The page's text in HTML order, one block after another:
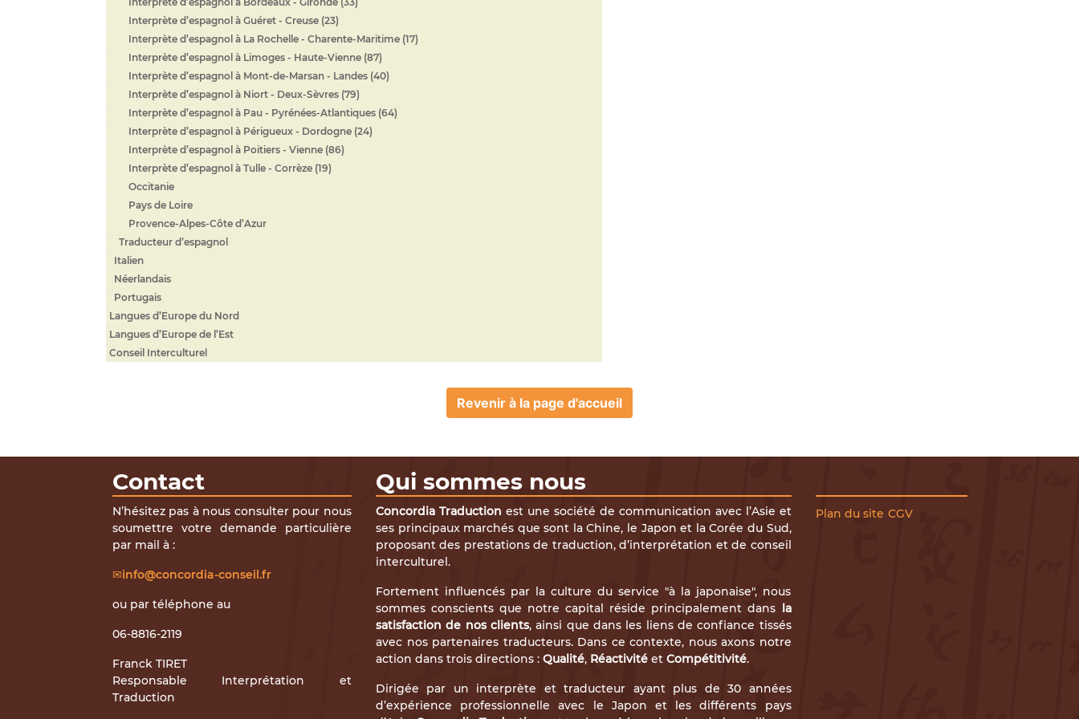
Interprète d’espagnol à Guéret - Creuse (23)
Interprète d’espagnol à La Rochelle - Charente-Maritime (17)
Interprète d’espagnol à Limoges - Haute-Vienne (87)
Interprète d’espagnol à Mont-de-Marsan - Landes (40)
Interprète d’espagnol à Niort - Deux-Sèvres (79)
Interprète d’espagnol à Pau - Pyrénées-Atlantiques (64)
Interprète d’espagnol à Périgueux - Dordogne (24)
Interprète d’espagnol à Poitiers - Vienne (86)
Interprète d’espagnol à Tulle - Corrèze (19)
Occitanie
Pays de Loire
Provence-Alpes-Côte d’Azur
Traducteur d’espagnol
Italien
Néerlandais
Portugais
Langues d’Europe du Nord
Langues d’Europe de l’Est
Conseil Interculturel
Revenir à la page d'accueil
Contact
N’hésitez pas à nous consulter pour nous
soumettre votre demande particulière
par mail à :
info@concordia-conseil.fr
ou par téléphone au
06-8816-2119
Franck TIRET
Responsable Interprétation et
Traduction
Qui sommes nous
Concordia Traduction est une société de communication avec l’Asie et
ses principaux marchés que sont la Chine, le Japon et la Corée du Sud,
proposant des prestations de traduction, d’interprétation et de conseil
interculturel.
Fortement influencés par la culture du service "à la japonaise", nous
sommes conscients que notre capital réside principalement dans la
satisfaction de nos clients, ainsi que dans les liens de confiance tissés
avec nos partenaires traducteurs. Dans ce contexte, nous axons notre
action dans trois directions : Qualité, Réactivité et Compétitivité.
Dirigée par un interprète et traducteur ayant plus de 30 années
d’expérience professionnelle avec le Japon et les différents pays
Plan du site CGV